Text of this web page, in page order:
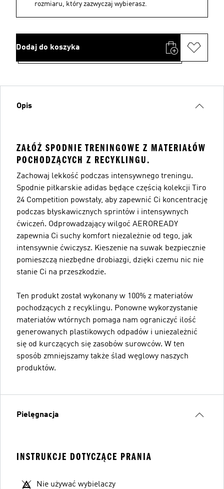
rozmiaru, który zazwyczaj wybierasz.
Dodaj do koszyka
Opis
ZAŁÓŻ SPODNIE TRENINGOWE Z MATERIAŁÓW
POCHODZĄCYCH Z RECYKLINGU.
Zachowaj lekkość podczas intensywnego treningu.
Spodnie piłkarskie adidas będące częścią kolekcji Tiro
24 Competition powstały, aby zapewnić Ci koncentrację
podczas błyskawicznych sprintów i intensywnych
ćwiczeń. Odprowadzający wilgoć AEROREADY
zapewnia Ci suchy komfort niezależnie od tego, jak
intensywnie ćwiczysz. Kieszenie na suwak bezpiecznie
pomieszczą niezbędne drobiazgi, dzięki czemu nic nie
stanie Ci na przeszkodzie.
Ten produkt został wykonany w 100% z materiałów
pochodzących z recyklingu. Ponowne wykorzystanie
materiałów wtórnych pomaga nam ograniczyć ilość
generowanych plastikowych odpadów i uniezależnić
się od kurczących się zasobów surowców. W ten
sposób zmniejszamy także ślad węglowy naszych
produktów.
Pielęgnacja
INSTRUKCJE DOTYCZĄCE PRANIA
Nie używać wybielaczy